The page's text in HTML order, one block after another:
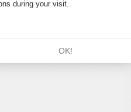
during your visit.
OK!